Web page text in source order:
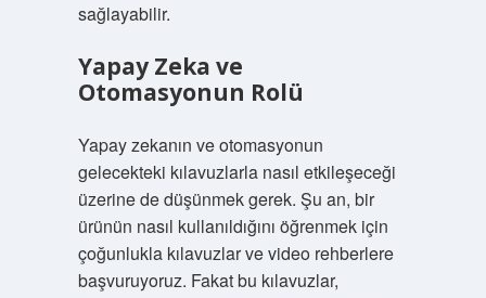
sağlayabilir.
Yapay Zeka ve
Otomasyonun Rolü
Yapay zekanın ve otomasyonun
gelecekteki kılavuzlarla nasıl etkileşeceği
üzerine de düşünmek gerek. Şu an, bir
ürünün nasıl kullanıldığını öğrenmek için
çoğunlukla kılavuzlar ve video rehberlere
başvuruyoruz. Fakat bu kılavuzlar,